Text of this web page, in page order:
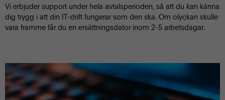
Vi erbjuder support under hela avtalsperioden, så att du kan känna
dig trygg i att din IT-drift fungerar som den ska. Om olyckan skulle
vara framme får du en ersättningsdator inom 2-5 arbetsdagar.